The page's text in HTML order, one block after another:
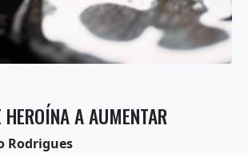
A AUMENTAR
Rodrigues